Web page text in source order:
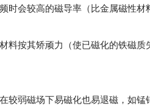
时会较高的磁导率（比金属磁性材
料按其矫顽力（使已磁化的铁磁
较弱磁场下易磁化也易退磁，如